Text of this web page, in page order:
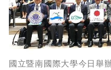
國立暨南國際大學今日舉